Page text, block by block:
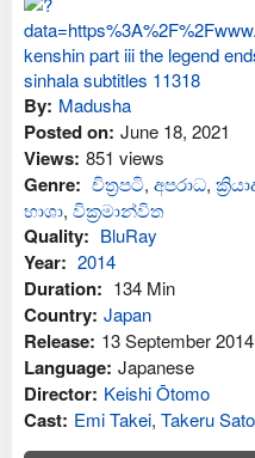
By: Madusha
Posted on: June 18, 2021
Views: 851 views
Genre: චිත්‍රපටි, අප‍රාධ,
භාශා, වික්‍රමාන්විත
Quality: BluRay
Year: 2014
Duration: 134 Min
Country: Japan
Release: 13 September 2014
Language: Japanese
Director: Keishi Ōtomo
Cast: Emi Takei, Takeru